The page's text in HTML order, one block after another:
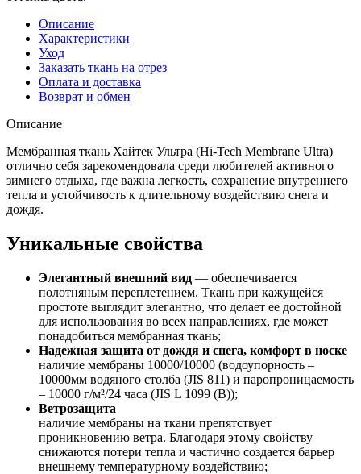
Описание
Характеристики
Уход
Заказать ткань на отрез
Оплата и доставка
Возврат и обмен
Описание
Мембранная ткань Хайтек Ультра (Hi-Tech Membrane Ultra)
отлично себя зарекомендовала среди любителей активного
зимнего отдыха, где важна легкость, сохранение внутреннего
тепла и устойчивость к длительному воздействию снега и
дождя.
Уникальные свойства
Элегантный внешний вид — обеспечивается
полотняным переплетением. Ткань при кажущейся
простоте выглядит элегантно, что делает ее достойной
для использования во всех направлениях, где может
понадобиться мембранная ткань;
Надежная защита от дождя и снега, комфорт в носке
наличие мембраны 10000/10000 (водоупорность –
10000мм водяного столба (JIS 811) и паропроницаемость
– 10000 г/м²/24 часа (JIS L 1099 (B));
Ветрозащита
наличие мембраны на ткани препятствует
проникновению ветра. Благодаря этому свойству
снижаются потери тепла и частично создается барьер
внешнему температурному воздействию;